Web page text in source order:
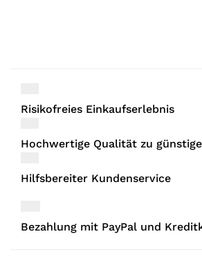
Risikofreies Einkaufserlebnis
Hochwertige Qualität zu
Hilfsbereiter Kundenservice
Bezahlung mit PayPal und